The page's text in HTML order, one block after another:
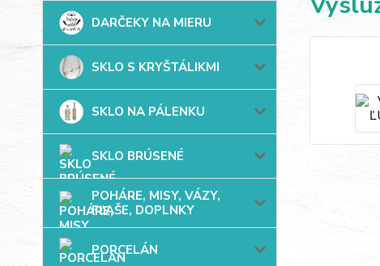
DARČEKY NA MIERU
SKLO S KRYŠTÁLIKMI
SKLO NA PÁLENKU
SKLO BRÚSENÉ
POHÁRE, MISY, VÁZY,
FĽAŠE, DOPLNKY
PORCELÁN